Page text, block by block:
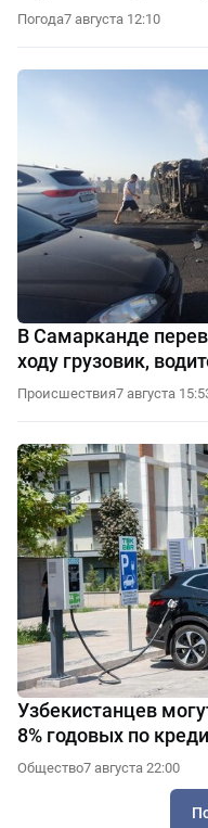
Погода7 августа 12:10
В Самарканде
ходу грузовик,
Происшествия7 августа
Узбекистанцев
8% годовых по
Общество7 августа 22:00